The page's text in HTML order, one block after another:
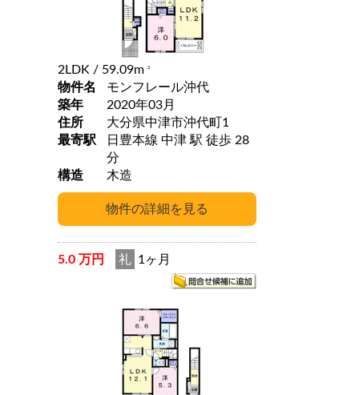
2LDK / 59.09m 2
物件名
モンフレール沖代
築年
2020年03月
住所
大分県中津市沖代町1
最寄駅
日豊本線 中津 駅 徒歩 28
分
構造
木造
5.0 万円 礼 1ヶ月